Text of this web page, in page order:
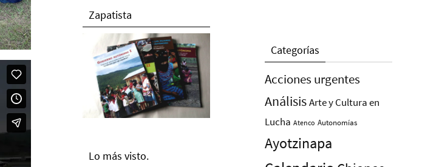
Zapatista
Lo más visto.
Categorías
Acciones urgentes
AnálisisArte y Cultura en
Lucha Atenco Autonomías
Ayotzinapa